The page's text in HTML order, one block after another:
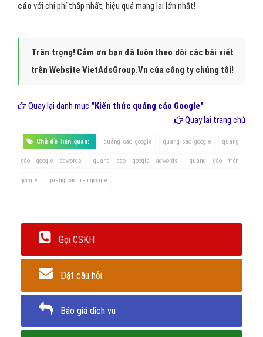
cáo với chi phí thấp nhất, hiệu quả mang lại lớn nhất!
Trân trọng! Cảm ơn bạn đã luôn theo dõi các bài viết
trên Website VietAdsGroup.Vn của công ty chúng tôi!
Quay lại danh mục "Kiến thức quảng cáo Google"
Quay lại trang chủ
Chủ đề liên quan: quảng cáo google quang cao google quảng
cáo google adwords quang cao google adwords quảng cáo trên
google quang cao tren google
Gọi CSKH
Đặt câu hỏi
Báo giá dịch vụ